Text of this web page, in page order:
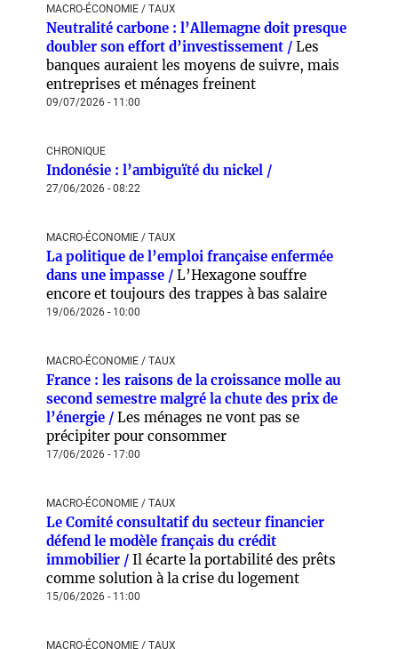
MACRO-ÉCONOMIE / TAUX
Neutralité carbone : l’Allemagne doit presque
doubler son effort d’investissement / Les
banques auraient les moyens de suivre, mais
entreprises et ménages freinent
09/07/2026 - 11:00
CHRONIQUE
Indonésie : l’ambiguïté du nickel /
27/06/2026 - 08:22
MACRO-ÉCONOMIE / TAUX
La politique de l’emploi française enfermée
dans une impasse / L’Hexagone souffre
encore et toujours des trappes à bas salaire
19/06/2026 - 10:00
MACRO-ÉCONOMIE / TAUX
France : les raisons de la croissance molle au
second semestre malgré la chute des prix de
l’énergie / Les ménages ne vont pas se
précipiter pour consommer
17/06/2026 - 17:00
MACRO-ÉCONOMIE / TAUX
Le Comité consultatif du secteur financier
défend le modèle français du crédit
immobilier / Il écarte la portabilité des prêts
comme solution à la crise du logement
15/06/2026 - 11:00
MACRO-ÉCONOMIE / TAUX